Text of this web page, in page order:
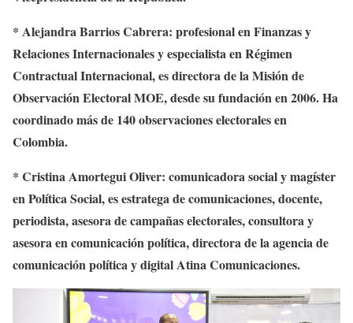
* Alejandra Barrios Cabrera: profesional en Finanzas y
Relaciones Internacionales y especialista en Régimen
Contractual Internacional, es directora de la Misión de
Observación Electoral MOE, desde su fundación en 2006. Ha
coordinado más de 140 observaciones electorales en
Colombia.
* Cristina Amortegui Oliver: comunicadora social y magíster
en Política Social, es estratega de comunicaciones, docente,
periodista, asesora de campañas electorales, consultora y
asesora en comunicación política, directora de la agencia de
comunicación política y digital Atina Comunicaciones.